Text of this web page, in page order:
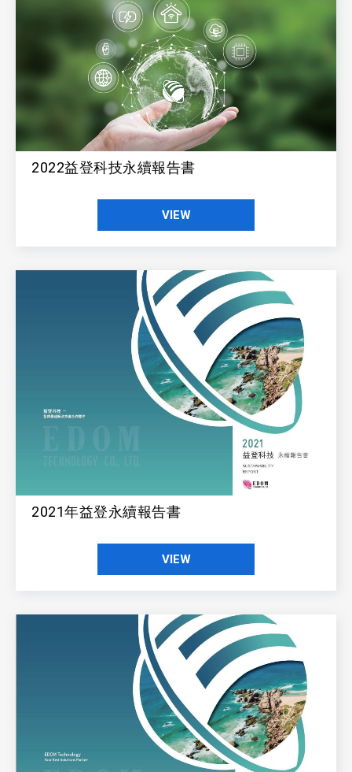
2022益登科技永續報告書
VIEW
2021年益登永續報告書
VIEW